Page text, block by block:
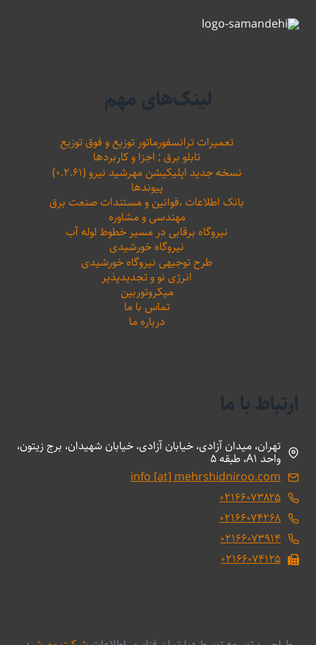
لینک‌های مهم
تعمیرات ترانسفورماتور توزیع و فوق توزیع
تابلو برق ; اجزا و کاربردها
نسخه جدید اپلیکیشن مهرشید نیرو (۰.۲.۶۱)
پیوندها
بانک اطلاعات ،‌قوانین و مستندات صنعت برق
مهندسی و مشاوره
نیروگاه برقابی در مسیر خطوط لوله آب
نیروگاه خورشیدی
طرح توجیهی نیروگاه خورشیدی
انرژی نو و تجدیدپذیر
میکروتوربین
تماس با ما
درباره ما
ارتباط با ما
تهران، میدان آزادی، خیابان آزادی، خیابان شهیدان، برج زیتون،
واحد A1، طبقه 5
info [at] mehrshidniroo.com
۰۲۱۶۶۰۷۳۸۲۵
۰۲۱۶۶۰۷۴۲۶۸
۰۲۱۶۶۰۷۳۹۱۴
۰۲۱۶۶۰۷۴۱۲۵